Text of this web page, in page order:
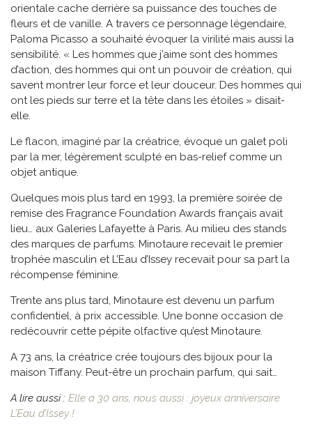
orientale cache derrière sa puissance des touches de
fleurs et de vanille. A travers ce personnage légendaire,
Paloma Picasso a souhaité évoquer la virilité mais aussi la
sensibilité. « Les hommes que j’aime sont des hommes
d’action, des hommes qui ont un pouvoir de création, qui
savent montrer leur force et leur douceur. Des hommes qui
ont les pieds sur terre et la tête dans les étoiles » disait-
elle.
Le flacon, imaginé par la créatrice, évoque un galet poli
par la mer, légèrement sculpté en bas-relief comme un
objet antique.
Quelques mois plus tard en 1993, la première soirée de
remise des Fragrance Foundation Awards français avait
lieu… aux Galeries Lafayette à Paris. Au milieu des stands
des marques de parfums. Minotaure recevait le premier
trophée masculin et L’Eau d’Issey recevait pour sa part la
récompense féminine.
Trente ans plus tard, Minotaure est devenu un parfum
confidentiel, à prix accessible. Une bonne occasion de
redécouvrir cette pépite olfactive qu’est Minotaure.
A 73 ans, la créatrice crée toujours des bijoux pour la
maison Tiffany. Peut-être un prochain parfum, qui sait…
A lire aussi : Elle a 30 ans, nous aussi : joyeux anniversaire
L’Eau d’Issey !